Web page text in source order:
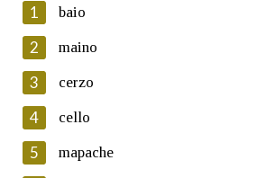
En cumprimento da normativa vixente en
Protección de Datos de Carácter Persoal, a
Galega informa a aqueles usuarios que faciliten
electrónico, así como calquera outra
persoal, que estes datos serán obxecto de
1 baio
2 maino
3 cerzo
4 cello
5 mapache